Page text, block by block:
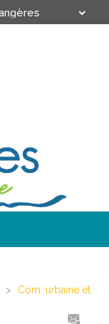
>
Com. urbaine et